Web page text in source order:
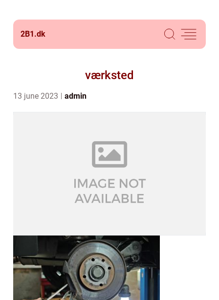
2B1.dk
værksted
13 june 2023 admin